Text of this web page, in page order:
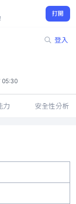
打開
登入
05:30
力 安全性分析